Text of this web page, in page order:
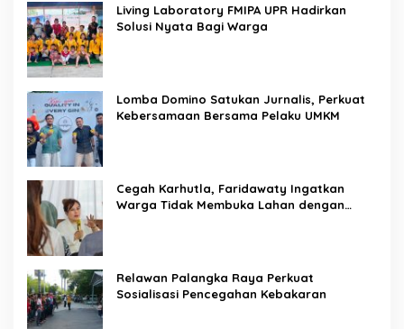
Living Laboratory FMIPA UPR Hadirkan
Solusi Nyata Bagi Warga
Lomba Domino Satukan Jurnalis, Perkuat
Kebersamaan Bersama Pelaku UMKM
Cegah Karhutla, Faridawaty Ingatkan
Warga Tidak Membuka Lahan dengan
Relawan Palangka Raya Perkuat
Sosialisasi Pencegahan Kebakaran